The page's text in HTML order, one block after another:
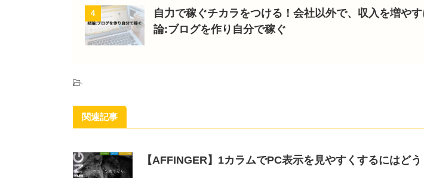
4
自力で稼ぐチカラをつける！会社以外で、収入を増や
論:ブログを作り自分で稼ぐ
-
関連記事
【AFFINGER】1カラムでPC表示を見やすくするにはど